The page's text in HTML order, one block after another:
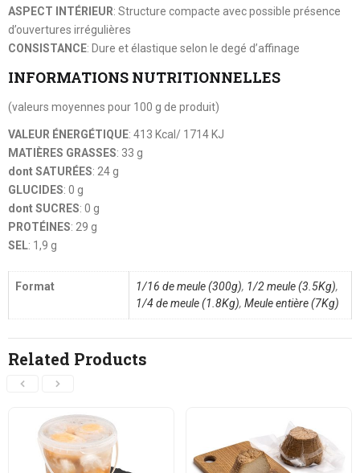
ASPECT INTÉRIEUR: Structure compacte avec possible présence
d’ouvertures irrégulières
CONSISTANCE: Dure et élastique selon le degé d’affinage
INFORMATIONS NUTRITIONNELLES
(valeurs moyennes pour 100 g de produit)
VALEUR ÉNERGÉTIQUE: 413 Kcal/ 1714 KJ
MATIÈRES GRASSES: 33 g
dont SATURÉES: 24 g
GLUCIDES: 0 g
dont SUCRES: 0 g
PROTÉINES: 29 g
SEL: 1,9 g
Format 1/16 de meule (300g), 1/2 meule (3.5Kg),
1/4 de meule (1.8Kg), Meule entière (7Kg)
Related Products